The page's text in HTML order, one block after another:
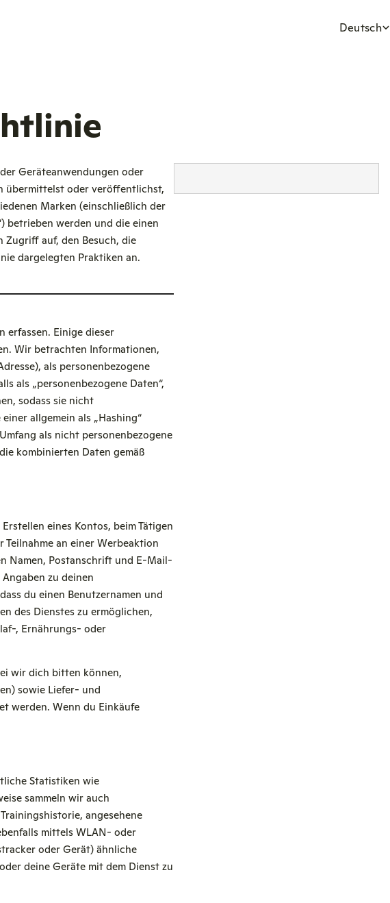
S
Deutsch
Geräteanwendungen oder
übermittelst oder veröffentlichst,
Marken (einschließlich der
betrieben werden und die einen
Zugriff auf, den Besuch, die
dargelegten Praktiken an.
Einige dieser
Wir betrachten Informationen,
als personenbezogene
als „personenbezogene Daten“,
sodass sie nicht
allgemein als „Hashing“
als nicht personenbezogene
kombinierten Daten gemäß
eines Kontos, beim Tätigen
an einer Werbeaktion
Namen, Postanschrift und E-Mail-
zu deinen
du einen Benutzernamen und
des Dienstes zu ermöglichen,
, Ernährungs- oder
wir dich bitten können,
sowie Liefer- und
werden. Wenn du Einkäufe
Statistiken wie
sammeln wir auch
angesehene
mittels WLAN- oder
oder Gerät) ähnliche
deine Geräte mit dem Dienst zu